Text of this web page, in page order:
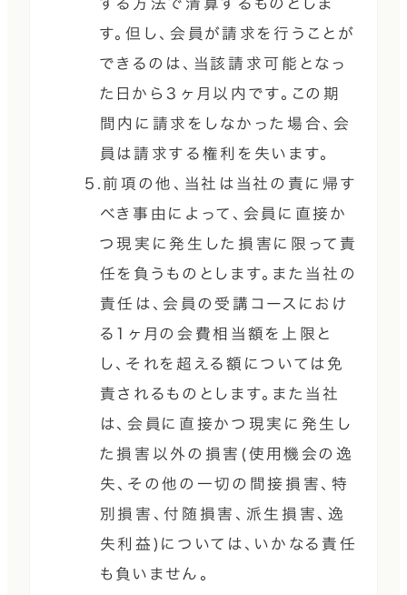
する方法で清算するものとしま
す。但し、会員が請求を行うことが
できるのは、当該請求可能となっ
た日から３ヶ月以内です。この期
間内に請求をしなかった場合、会
員は請求する権利を失います。
5.前項の他、当社は当社の責に帰す
べき事由によって、会員に直接か
つ現実に発生した損害に限って責
任を負うものとします。また当社の
責任は、会員の受講コースにおけ
る1ヶ月の会費相当額を上限と
し、それを超える額については免
責されるものとします。また当社
は、会員に直接かつ現実に発生し
た損害以外の損害(使用機会の逸
失、その他の一切の間接損害、特
別損害、付随損害、派生損害、逸
失利益)については、いかなる責任
も負いません。